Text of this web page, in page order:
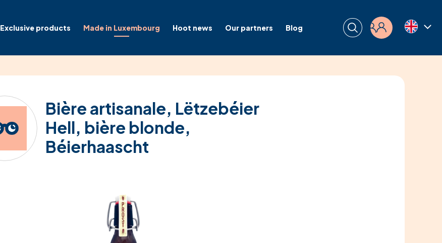
Exclusive products Made in Luxembourg Hoot news Our partners Blog Login
Bière artisanale, Lëtzebéier
Hell, bière blonde,
Béierhaascht